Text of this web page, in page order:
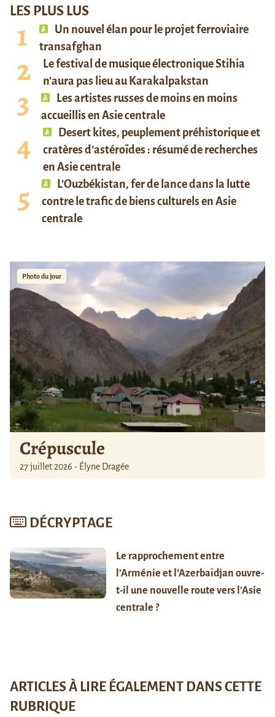
LES PLUS LUS
Un nouvel élan pour le projet ferroviaire
transafghan
Le festival de musique électronique Stihia
n’aura pas lieu au Karakalpakstan
Les artistes russes de moins en moins
accueillis en Asie centrale
Desert kites, peuplement préhistorique et
cratères d’astéroïdes : résumé de recherches
en Asie centrale
L’Ouzbékistan, fer de lance dans la lutte
contre le trafic de biens culturels en Asie
centrale
Photo du jour
Crépuscule
27 juillet 2026 - Élyne Dragée
DÉCRYPTAGE
Le rapprochement entre
l’Arménie et l’Azerbaïdjan ouvre-
t-il une nouvelle route vers l’Asie
centrale ?
ARTICLES À LIRE ÉGALEMENT DANS CETTE
RUBRIQUE